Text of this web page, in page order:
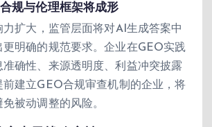
规与伦理框架将成形
力扩大，监管层面将对AI生成答案中
更明确的规范要求。企业在GEO实践
准确性、来源透明度、利益冲突披露
前建立GEO合规审查机制的企业，将
被动调整的风险。